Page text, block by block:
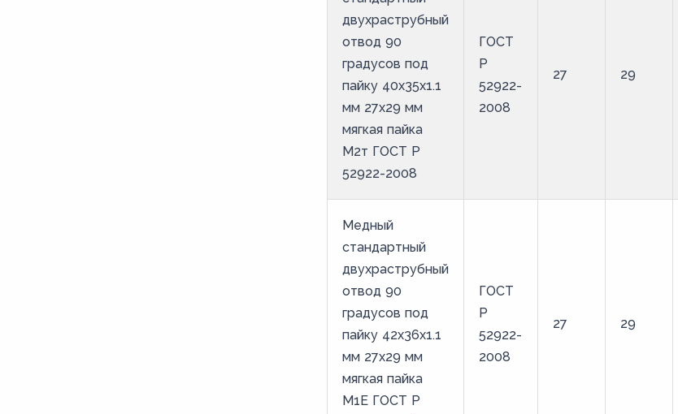
двухраструбный
отвод 90
градусов под
пайку 40х35х1.1
мм 27х29 мм
мягкая пайка
М2т ГОСТ Р
52922-2008
ГОСТ
Р
52922-
2008
27 29
Медный
стандартный
двухраструбный
отвод 90
градусов под
пайку 42х36х1.1
мм 27х29 мм
мягкая пайка
М1Е ГОСТ Р
ГОСТ
Р
52922-
2008
27 29